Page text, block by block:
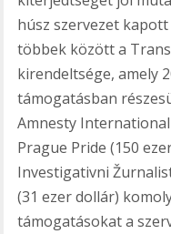
húsz szervezet
többek között a
kirendeltsége, amely
támogatásban
Amnesty
Prague Pride (150
Investigativni
(31 ezer dollár)
támogatásokat a